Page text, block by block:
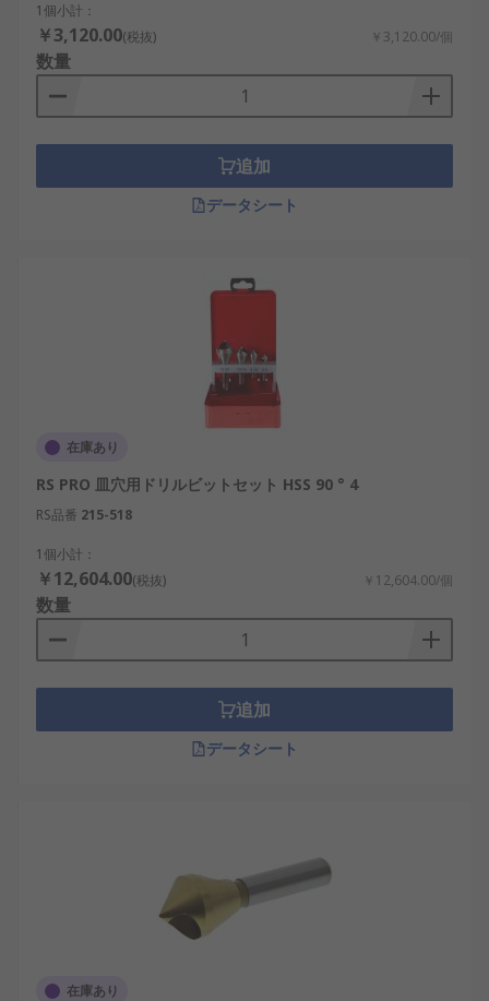
1個小計：
￥3,120.00(税抜) ￥3,120.00/個
数量
追加
データシート
在庫あり
RS PRO 皿穴用ドリルビットセット HSS 90 ° 4
RS品番 215-518
1個小計：
￥12,604.00(税抜) ￥12,604.00/個
数量
追加
データシート
在庫あり